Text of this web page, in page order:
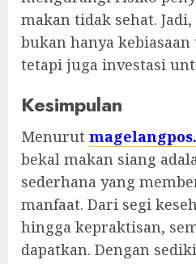
makan tidak sehat.
bukan hanya
tetapi juga investasi
Kesimpulan
Menurut
bekal makan siang
sederhana yang
manfaat. Dari segi
hingga kepraktisan,
dapatkan. Dengan